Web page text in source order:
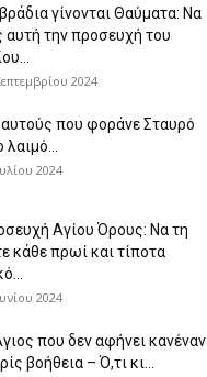
γίνονται Θαύματα: Να
αυτή την προσευχή του
2024
αυτούς που φοράνε Σταυρό
λαιμό…
2024
Αγίου Όρους: Να τη
κάθε πρωί και τίποτα
2024
που δεν αφήνει κανέναν
βοήθεια – Ό,τι κι...